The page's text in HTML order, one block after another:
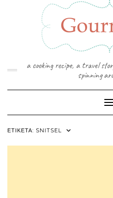
a cooking recipe, a travel
spinning
ΕΤΙΚΈΤΑ: SNITSEL